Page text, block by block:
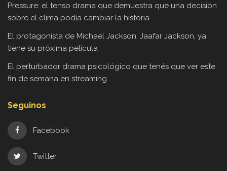
Pressure: el tenso drama que demuestra que una decisión
sobre el clima podía cambiar la historia
El protagonista de Michael Jackson, Jaafar Jackson, ya
tiene su próxima película
El perturbador drama psicológico que tenés que ver este
fin de semana en streaming
Seguinos
Facebook
Twitter